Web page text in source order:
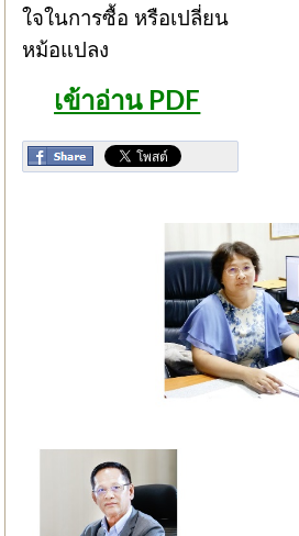
ใจในการซื้อ หรือเปลี่ยน
หม้อแปลง
เข้าอ่าน PDF